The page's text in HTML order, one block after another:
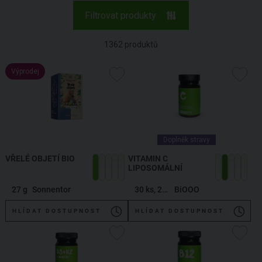
Filtrovat produkty
1362 produktů
Výprodej
VŘELÉ OBJETÍ BIO
27 g Sonnentor
HLÍDAT DOSTUPNOST
Doplněk stravy
VITAMIN C
LIPOSOMÁLNÍ
BiOOO
HLÍDAT DOSTUPNOST